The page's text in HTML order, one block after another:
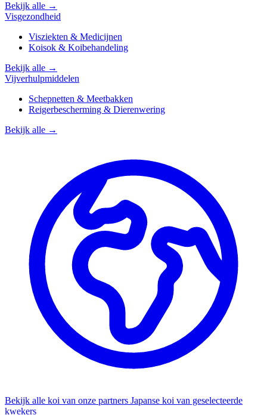
Bekijk alle →
Visgezondheid
Visziekten & Medicijnen
Koisok & Koibehandeling
Bekijk alle →
Vijverhulpmiddelen
Schepnetten & Meetbakken
Reigerbescherming & Dierenwering
Bekijk alle →
Bekijk alle koi van onze partners Japanse koi van geselecteerde
kwekers